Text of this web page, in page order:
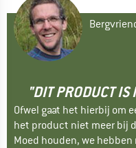
"DIT PRODUCT IS
Ofwel gaat het hierbij om
het product niet meer bij
Moed houden, we